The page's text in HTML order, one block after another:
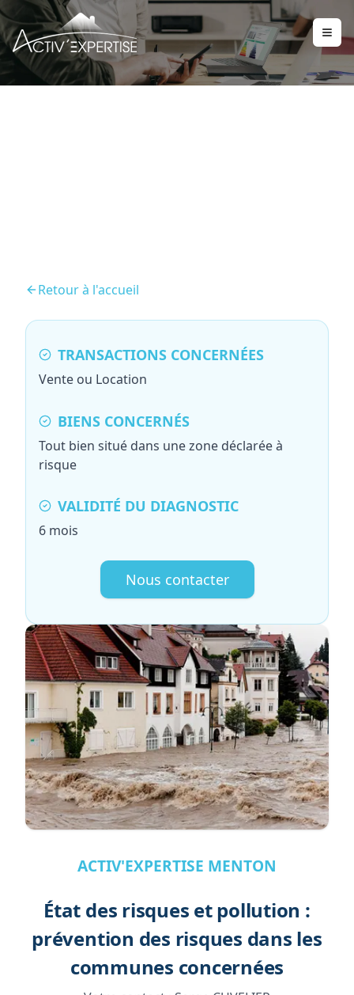
Retour à l'accueil
TRANSACTIONS CONCERNÉES
Vente ou Location
BIENS CONCERNÉS
Tout bien situé dans une zone déclarée à
risque
VALIDITÉ DU DIAGNOSTIC
6 mois
Nous contacter
ACTIV'EXPERTISE MENTON
État des risques et pollution :
prévention des risques dans les
communes concernées